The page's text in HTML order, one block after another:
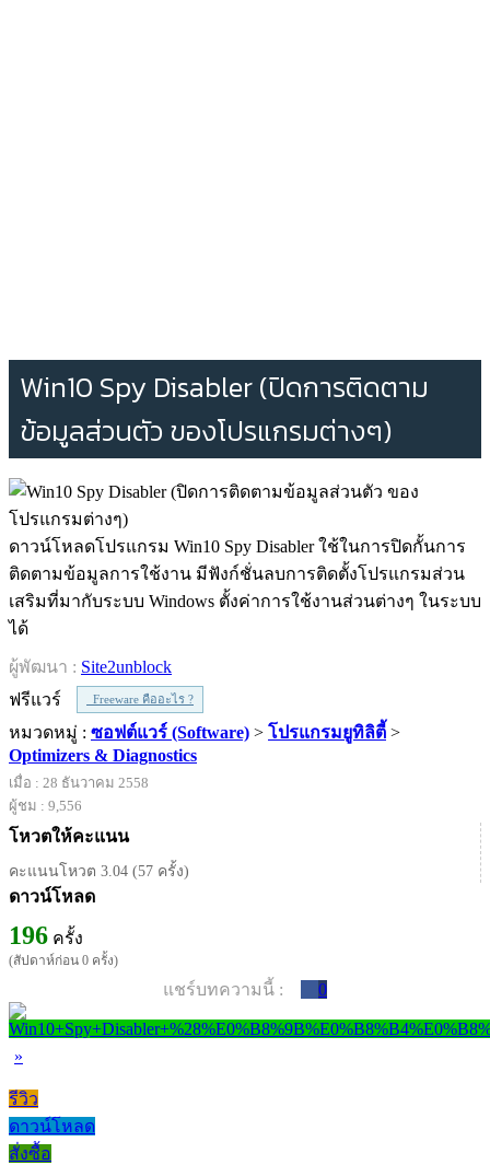
Win10 Spy Disabler (ปิดการติดตาม
ข้อมูลส่วนตัว ของโปรแกรมต่างๆ)
ดาวน์โหลดโปรแกรม Win10 Spy Disabler ใช้ในการปิดกั้นการ
ติดตามข้อมูลการใช้งาน มีฟังก์ชั่นลบการติดตั้งโปรแกรมส่วน
เสริมที่มากับระบบ Windows ตั้งค่าการใช้งานส่วนต่างๆ ในระบบ
ได้
ผู้พัฒนา : Site2unblock
ฟรีแวร์
Freeware คืออะไร ?
หมวดหมู่ : ซอฟต์แวร์ (Software) > โปรแกรมยูทิลิตี้ >
Optimizers & Diagnostics
เมื่อ : 28 ธันวาคม 2558
ผู้ชม : 9,556
โหวตให้คะแนน
คะแนนโหวต 3.04 (57 ครั้ง)
ดาวน์โหลด
196 ครั้ง
(สัปดาห์ก่อน 0 ครั้ง)
แชร์บทความนี้ : 0
»
รีวิว
ดาวน์โหลด
สั่งซื้อ